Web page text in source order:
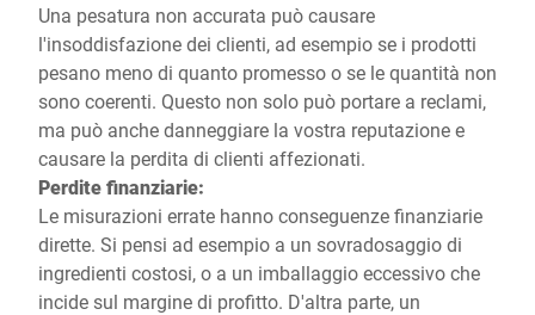
Una pesatura non accurata può causare
l'insoddisfazione dei clienti, ad esempio se i prodotti
pesano meno di quanto promesso o se le quantità non
sono coerenti. Questo non solo può portare a reclami,
ma può anche danneggiare la vostra reputazione e
causare la perdita di clienti affezionati.
Perdite finanziarie:
Le misurazioni errate hanno conseguenze finanziarie
dirette. Si pensi ad esempio a un sovradosaggio di
ingredienti costosi, o a un imballaggio eccessivo che
incide sul margine di profitto. D'altra parte, un